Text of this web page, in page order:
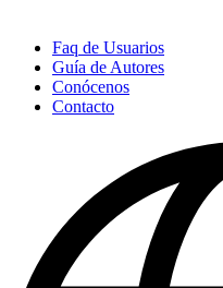
Faq de Usuarios
Guía de Autores
Conócenos
Contacto